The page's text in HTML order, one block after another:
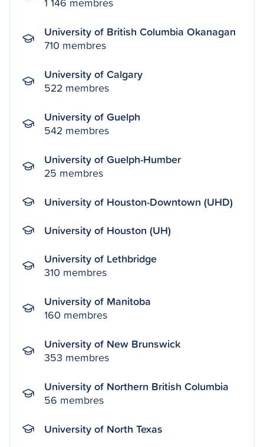
University of British Columbia Okanagan
710 membres
University of Calgary
522 membres
University of Guelph
542 membres
University of Guelph-Humber
25 membres
University of Houston-Downtown (UHD)
University of Houston (UH)
University of Lethbridge
310 membres
University of Manitoba
160 membres
University of New Brunswick
353 membres
University of Northern British Columbia
56 membres
University of North Texas